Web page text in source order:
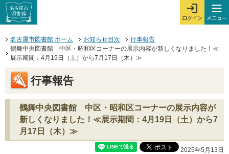
ページの先頭です。
本文へジャンプする。
ここからサイト内共通メニューです。
サイト内共通メニューをスキップする
ログイン
ログインを開
メニュー
メ
サイト内共通メニューここまで。
名古屋市図書館 ホーム
お知らせ目次
行事報告
鶴舞中央図書館 中区・昭和区コーナーの展示内容が新しくなりました！≪
展示期間：4月19日（土）から7月17日（木）≫
行事報告
鶴舞中央図書館 中区・昭和区コーナーの展示内容が
新しくなりました！≪展示期間：4月19日（土）から7
月17日（木）≫
2025年5月13日